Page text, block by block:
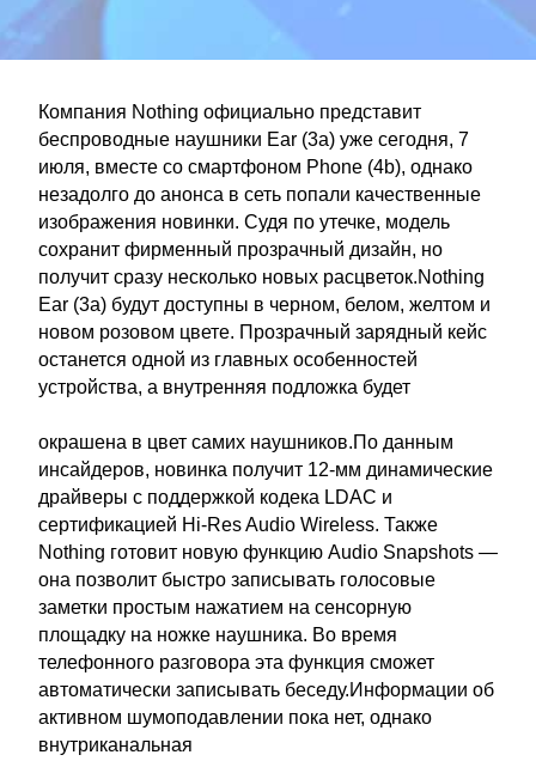
Компания Nothing официально представит
беспроводные наушники Ear (3a) уже сегодня, 7
июля, вместе со смартфоном Phone (4b), однако
незадолго до анонса в сеть попали качественные
изображения новинки. Судя по утечке, модель
сохранит фирменный прозрачный дизайн, но
получит сразу несколько новых расцветок.Nothing
Ear (3a) будут доступны в черном, белом, желтом и
новом розовом цвете. Прозрачный зарядный кейс
останется одной из главных особенностей
устройства, а внутренняя подложка будет
окрашена в цвет самих наушников.По данным
инсайдеров, новинка получит 12-мм динамические
драйверы с поддержкой кодека LDAC и
сертификацией Hi-Res Audio Wireless. Также
Nothing готовит новую функцию Audio Snapshots —
она позволит быстро записывать голосовые
заметки простым нажатием на сенсорную
площадку на ножке наушника. Во время
телефонного разговора эта функция сможет
автоматически записывать беседу.Информации об
активном шумоподавлении пока нет, однако
внутриканальная